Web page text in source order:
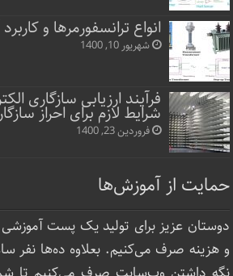
انواع ترانسفورمرها و کاربرد
شهریور 10, 1400
فرآیند ارزیابی سازگاری
شرایط لازم برای احراز
فروردین 23, 1400
حمایت از آموزش‌ها
دوستان عزیز برای تولید یک پست
و هزینه صرف می‌کنیم. بعلاوه ده‌ها نفر